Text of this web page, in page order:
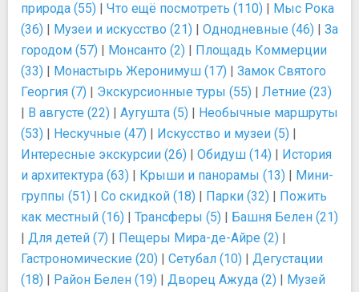
природа (55) | Что ещё посмотреть (110) | Мыс Рока
(36) | Музеи и искусство (21) | Однодневные (46) | За
городом (57) | Монсанто (2) | Площадь Коммерции
(33) | Монастырь Жеронимуш (17) | Замок Святого
Георгия (7) | Экскурсионные туры (55) | Летние (23)
| В августе (22) | Аугушта (5) | Необычные маршруты
(53) | Нескучные (47) | Искусство и музеи (5) |
Интересные экскурсии (26) | Обидуш (14) | История
и архитектура (63) | Крыши и панорамы (13) | Мини-
группы (51) | Со скидкой (18) | Парки (32) | Пожить
как местный (16) | Трансферы (5) | Башня Белен (21)
| Для детей (7) | Пещеры Мира-де-Айре (2) |
Гастрономические (20) | Сетубал (10) | Дегустации
(18) | Район Белен (19) | Дворец Ажуда (2) | Музей